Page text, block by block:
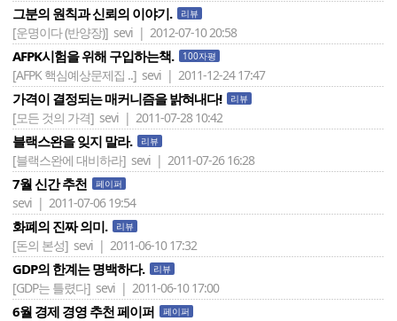
그분의 원칙과 신뢰의 이야기. 리뷰
[운명이다 (반양장)] sevi | 2012-07-10 20:58
AFPK시험을 위해 구입하는책. 100자평
[AFPK 핵심예상문제집 ..] sevi | 2011-12-24 17:47
가격이 결정되는 매커니즘을 밝혀내다! 리뷰
[모든 것의 가격] sevi | 2011-07-28 10:42
블랙스완을 잊지 말라. 리뷰
[블랙스완에 대비하라] sevi | 2011-07-26 16:28
7월 신간 추천 페이퍼
sevi | 2011-07-06 19:54
화폐의 진짜 의미. 리뷰
[돈의 본성] sevi | 2011-06-10 17:32
GDP의 한계는 명백하다. 리뷰
[GDP는 틀렸다] sevi | 2011-06-10 17:00
6월 경제 경영 추천 페이퍼 페이퍼